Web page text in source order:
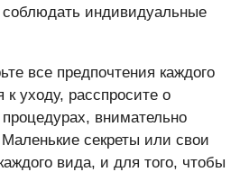
индивидуальные
все предпочтения каждого
к уходу, расспросите о
внимательно
секреты или свои
вида, и для того, чтобы